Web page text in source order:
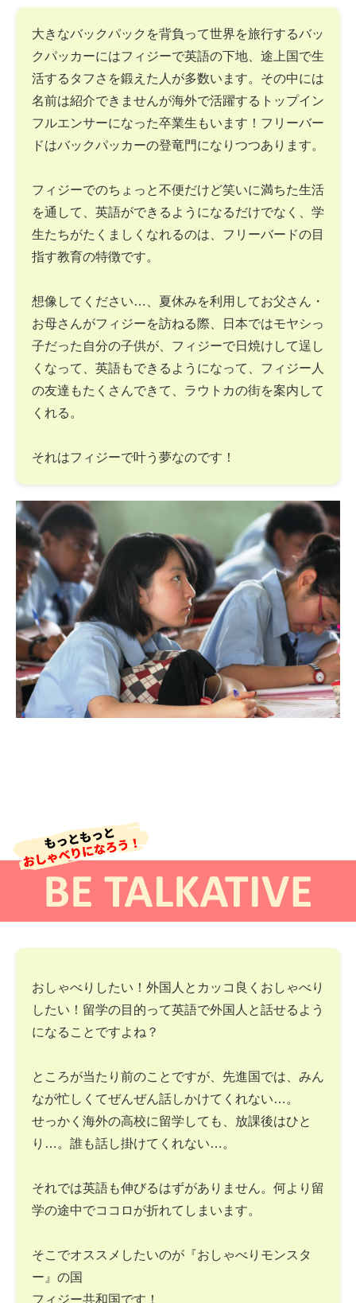
大きなバックパックを背負って世界を旅行するバッ
クパッカーにはフィジーで英語の下地、途上国で生
活するタフさを鍛えた人が多数います。その中には
名前は紹介できませんが海外で活躍するトップイン
フルエンサーになった卒業生もいます！フリーバー
ドはバックパッカーの登竜門になりつつあります。
フィジーでのちょっと不便だけど笑いに満ちた生活
を通して、英語ができるようになるだけでなく、学
生たちがたくましくなれるのは、フリーバードの目
指す教育の特徴です。
想像してください…、夏休みを利用してお父さん・
お母さんがフィジーを訪ねる際、日本ではモヤシっ
子だった自分の子供が、フィジーで日焼けして逞し
くなって、英語もできるようになって、フィジー人
の友達もたくさんできて、ラウトカの街を案内して
くれる。
それはフィジーで叶う夢なのです！
おしゃべりしたい！外国人とカッコ良くおしゃべり
したい！留学の目的って英語で外国人と話せるよう
になることですよね？
ところが当たり前のことですが、先進国では、みん
なが忙しくてぜんぜん話しかけてくれない…。
せっかく海外の高校に留学しても、放課後はひと
り…。誰も話し掛けてくれない…。
それでは英語も伸びるはずがありません。何より留
学の途中でココロが折れてしまいます。
そこでオススメしたいのが『おしゃべりモンスタ
ー』の国
フィジー共和国です！